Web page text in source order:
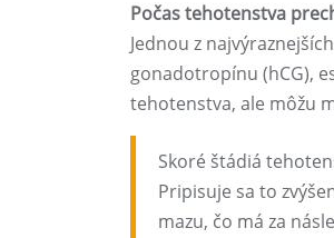
Počas tehotenstva
Jednou z
gonadotropínu (hCG),
tehotenstva, ale môžu
Skoré štádiá
Pripisuje sa to
mazu, čo má za